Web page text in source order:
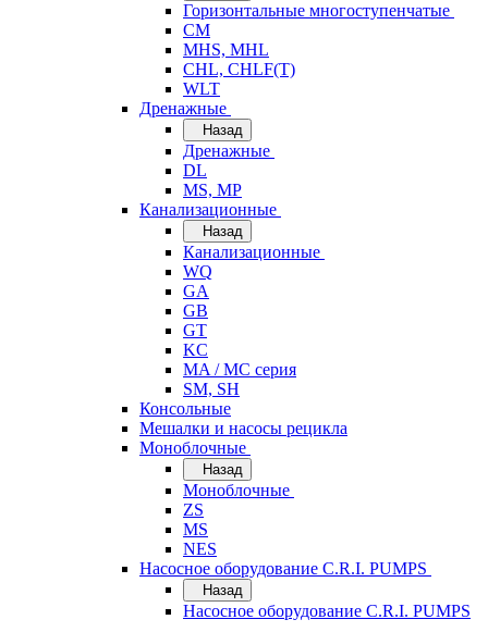
Горизонтальные многоступенчатые
CM
MHS, MHL
CHL, CHLF(T)
WLT
Дренажные
Назад
Дренажные
DL
MS, MP
Канализационные
Назад
Канализационные
WQ
GA
GB
GT
KC
MA / MC серия
SM, SH
Консольные
Мешалки и насосы рецикла
Моноблочные
Назад
Моноблочные
ZS
MS
NES
Насосное оборудование C.R.I. PUMPS
Назад
Насосное оборудование C.R.I. PUMPS